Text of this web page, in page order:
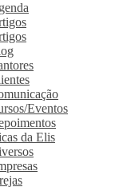
Eventos
da Elis